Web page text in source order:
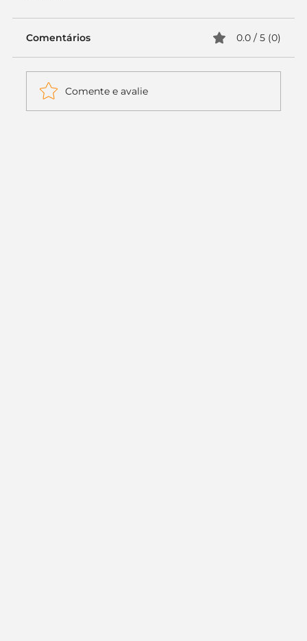
Comentários 0.0 / 5 (0)
Comente e avalie